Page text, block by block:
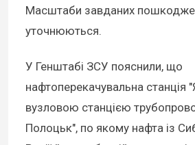
Масштаби завданих
уточнюються.
У Генштабі ЗСУ пояснили, що
нафтоперекачувальна станція
вузловою станцією
Полоцьк", по якому нафта із